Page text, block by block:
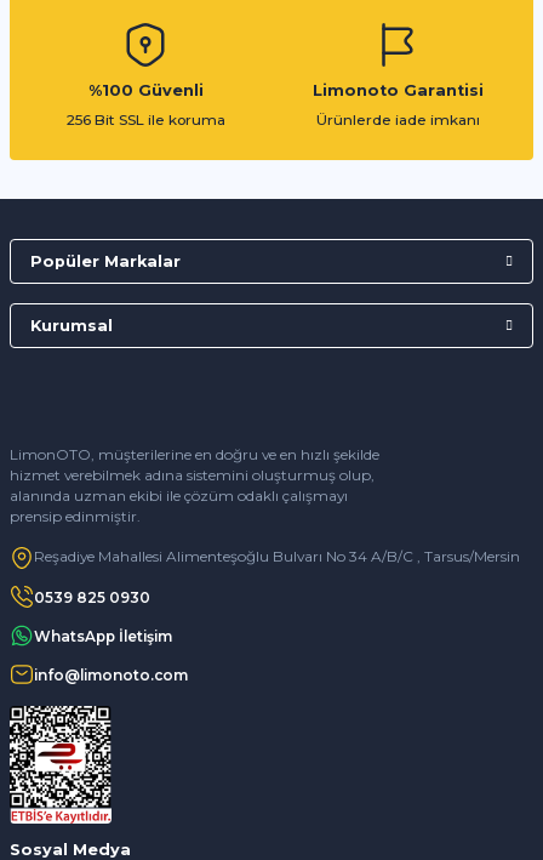
%100 Güvenli
256 Bit SSL ile koruma
Limonoto Garantisi
Ürünlerde iade imkanı
LimonOTO, müşterilerine en doğru ve en hızlı şekilde
hizmet verebilmek adına sistemini oluşturmuş olup,
alanında uzman ekibi ile çözüm odaklı çalışmayı
prensip edinmiştir.
Reşadiye Mahallesi Alimenteşoğlu Bulvarı No 34 A/B/C , Tarsus/Mersin
0539 825 0930
WhatsApp İletişim
info@limonoto.com
Popüler Markalar
Kurumsal
Sosyal Medya